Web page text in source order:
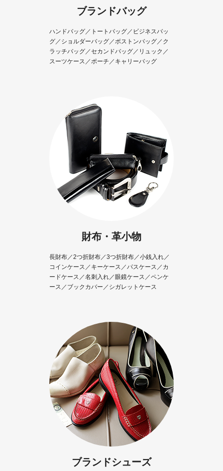
ブランドバッグ
ハンドバッグ／トートバッグ／ビジネスバッ
グ／ショルダーバッグ／ボストンバッグ／ク
ラッチバッグ／セカンドバッグ／リュック／
スーツケース／ポーチ／キャリーバッグ
財布・革小物
長財布／2つ折財布／3つ折財布／小銭入れ／
コインケース／キーケース／パスケース／カ
ードケース／名刺入れ／眼鏡ケース／ペンケ
ース／ブックカバー／シガレットケース
ブランドシューズ